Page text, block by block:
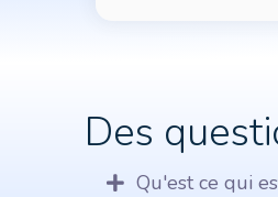
Des
Qu'est ce qui